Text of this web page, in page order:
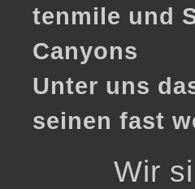
Unter uns
seinen fast
Wir